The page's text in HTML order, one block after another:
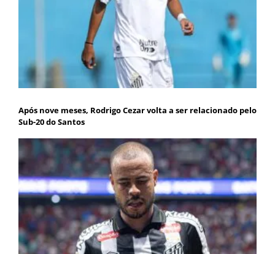
Após nove meses, Rodrigo Cezar volta a ser relacionado pelo
Sub-20 do Santos